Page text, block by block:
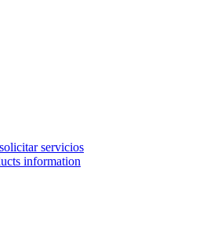
servicios
information